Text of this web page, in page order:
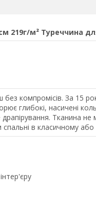
219г/м² Туреччина
компромісів. За 15
глибокі, насичені
Тканина не
в класичному або